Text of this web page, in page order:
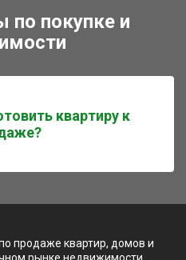
по покупке и
квартиру к
продаже квартир, домов и
рынке недвижимости